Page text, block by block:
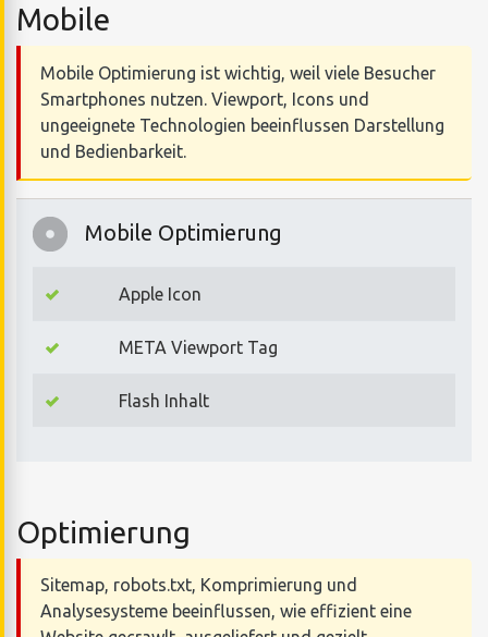
Mobile
Mobile Optimierung ist wichtig, weil viele Besucher
Smartphones nutzen. Viewport, Icons und
ungeeignete Technologien beeinflussen Darstellung
und Bedienbarkeit.
Mobile Optimierung
Apple Icon
META Viewport Tag
Flash Inhalt
Optimierung
Sitemap, robots.txt, Komprimierung und
Analysesysteme beeinflussen, wie effizient eine